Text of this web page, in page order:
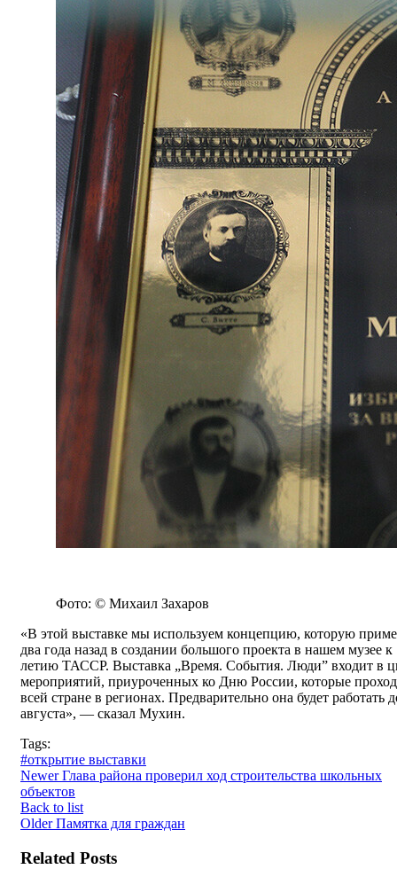
Фото: © Михаил Захаров
«В этой выставке мы используем концепцию, которую
два года назад в создании большого проекта в нашем музее к
летию ТАССР. Выставка „Время. События. Люди” входит в
мероприятий, приуроченных ко Дню России, которые
всей стране в регионах. Предварительно она будет работать
августа», — сказал Мухин.
Tags:
#открытие выставки
Newer Глава района проверил ход строительства школьных
объектов
Back to list
Older Памятка для граждан
Related Posts